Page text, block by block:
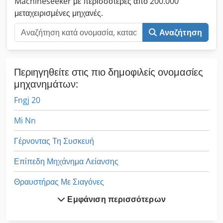
μεταχειρισμένες μηχανές.
Αναζήτηση
Περιηγηθείτε στις πιο δημοφιλείς ονομασίες
μηχανημάτων:
Fngj 20
Mi Nn
Γέρνοντας Τη Συσκευή
Επίπεδη Μηχάνημα Λείανσης
Θραυστήρας Με Σιαγόνες
Καστάνιες ΦρένωνΕμφάνιση περισσότερων